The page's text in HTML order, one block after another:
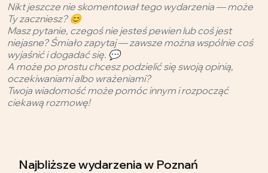
Nikt jeszcze nie skomentował tego wydarzenia — może
Ty zaczniesz? 😊
Masz pytanie, czegoś nie jesteś pewien lub coś jest
niejasne? Śmiało zapytaj — zawsze można wspólnie coś
wyjaśnić i dogadać się. 💬
A może po prostu chcesz podzielić się swoją opinią,
oczekiwaniami albo wrażeniami?
Twoja wiadomość może pomóc innym i rozpocząć
ciekawą rozmowę!
Najbliższe wydarzeniaw Poznań